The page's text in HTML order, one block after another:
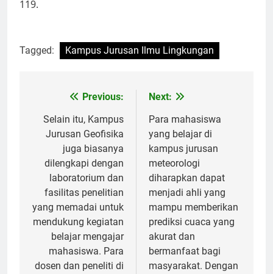
119.
Tagged: Kampus Jurusan Ilmu Lingkungan
navigation
Previous:
Selain itu, Kampus
Jurusan Geofisika
juga biasanya
dilengkapi dengan
laboratorium dan
fasilitas penelitian
yang memadai untuk
mendukung kegiatan
belajar mengajar
mahasiswa. Para
dosen dan peneliti di
Next:
Para mahasiswa
yang belajar di
kampus jurusan
meteorologi
diharapkan dapat
menjadi ahli yang
mampu memberikan
prediksi cuaca yang
akurat dan
bermanfaat bagi
masyarakat. Dengan